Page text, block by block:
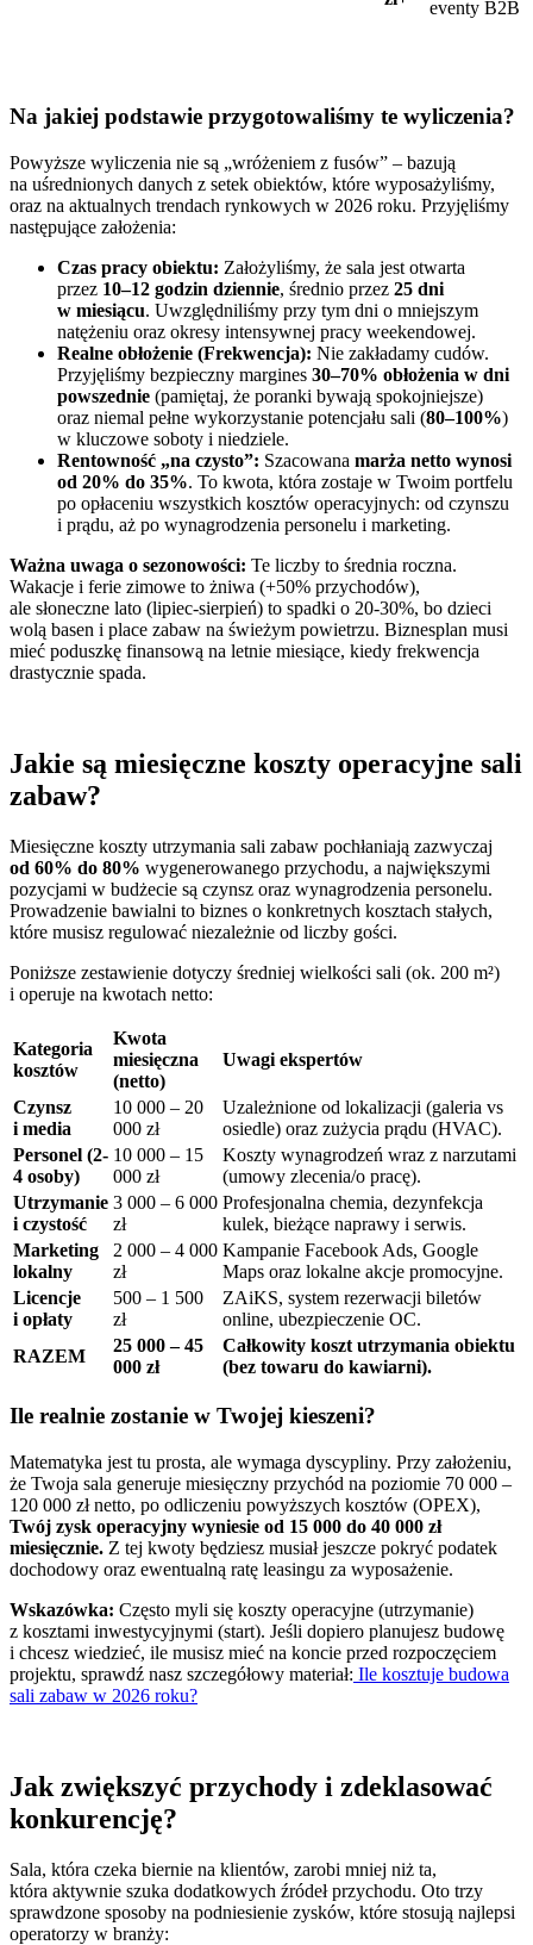
eventy B2B
Na jakiej podstawie przygotowaliśmy te wyliczenia?
Powyższe wyliczenia nie są „wróżeniem z fusów” – bazują
na uśrednionych danych z setek obiektów, które wyposażyliśmy,
oraz na aktualnych trendach rynkowych w 2026 roku. Przyjęliśmy
następujące założenia:
Czas pracy obiektu: Założyliśmy, że sala jest otwarta
przez 10–12 godzin dziennie, średnio przez 25 dni
w miesiącu. Uwzględniliśmy przy tym dni o mniejszym
natężeniu oraz okresy intensywnej pracy weekendowej.
Realne obłożenie (Frekwencja): Nie zakładamy cudów.
Przyjęliśmy bezpieczny margines 30–70% obłożenia w dni
powszednie (pamiętaj, że poranki bywają spokojniejsze)
oraz niemal pełne wykorzystanie potencjału sali (80–100%)
w kluczowe soboty i niedziele.
Rentowność „na czysto”: Szacowana marża netto wynosi
od 20% do 35%. To kwota, która zostaje w Twoim portfelu
po opłaceniu wszystkich kosztów operacyjnych: od czynszu
i prądu, aż po wynagrodzenia personelu i marketing.
Ważna uwaga o sezonowości: Te liczby to średnia roczna.
Wakacje i ferie zimowe to żniwa (+50% przychodów),
ale słoneczne lato (lipiec-sierpień) to spadki o 20-30%, bo dzieci
wolą basen i place zabaw na świeżym powietrzu. Biznesplan musi
mieć poduszkę finansową na letnie miesiące, kiedy frekwencja
drastycznie spada.
Jakie są miesięczne koszty operacyjne sali
zabaw?
Miesięczne koszty utrzymania sali zabaw pochłaniają zazwyczaj
od 60% do 80% wygenerowanego przychodu, a największymi
pozycjami w budżecie są czynsz oraz wynagrodzenia personelu.
Prowadzenie bawialni to biznes o konkretnych kosztach stałych,
które musisz regulować niezależnie od liczby gości.
Poniższe zestawienie dotyczy średniej wielkości sali (ok. 200 m²)
i operuje na kwotach netto:
Kategoria
kosztów
Kwota
miesięczna
(netto)
Uwagi ekspertów
Czynsz
i media
10 000 – 20
000 zł
Uzależnione od lokalizacji (galeria vs
osiedle) oraz zużycia prądu (HVAC).
Personel (2-
4 osoby)
10 000 – 15
000 zł
Koszty wynagrodzeń wraz z narzutami
(umowy zlecenia/o pracę).
Utrzymanie
i czystość
3 000 – 6 000
zł
Profesjonalna chemia, dezynfekcja
kulek, bieżące naprawy i serwis.
Marketing
lokalny
2 000 – 4 000
zł
Kampanie Facebook Ads, Google
Maps oraz lokalne akcje promocyjne.
Licencje
i opłaty
500 – 1 500
zł
ZAiKS, system rezerwacji biletów
online, ubezpieczenie OC.
RAZEM
25 000 – 45
000 zł
Całkowity koszt utrzymania obiektu
(bez towaru do kawiarni).
Ile realnie zostanie w Twojej kieszeni?
Matematyka jest tu prosta, ale wymaga dyscypliny. Przy założeniu,
że Twoja sala generuje miesięczny przychód na poziomie 70 000 –
120 000 zł netto, po odliczeniu powyższych kosztów (OPEX),
Twój zysk operacyjny wyniesie od 15 000 do 40 000 zł
miesięcznie. Z tej kwoty będziesz musiał jeszcze pokryć podatek
dochodowy oraz ewentualną ratę leasingu za wyposażenie.
Wskazówka: Często myli się koszty operacyjne (utrzymanie)
z kosztami inwestycyjnymi (start). Jeśli dopiero planujesz budowę
i chcesz wiedzieć, ile musisz mieć na koncie przed rozpoczęciem
projektu, sprawdź nasz szczegółowy materiał: Ile kosztuje budowa
sali zabaw w 2026 roku?
Jak zwiększyć przychody i zdeklasować
konkurencję?
Sala, która czeka biernie na klientów, zarobi mniej niż ta,
która aktywnie szuka dodatkowych źródeł przychodu. Oto trzy
sprawdzone sposoby na podniesienie zysków, które stosują najlepsi
operatorzy w branży: